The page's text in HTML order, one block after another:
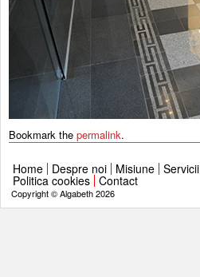
Bookmark the permalink.
Home Despre noi Misiune Servicii
Politica cookies Contact
Copyright © Algabeth 2026